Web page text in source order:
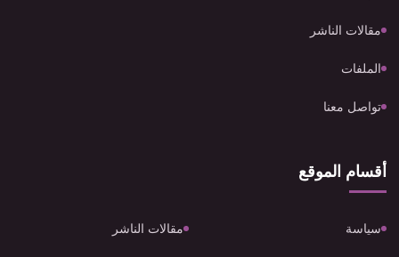
مقالات الناشر
الملفات
تواصل معنا
أقسام الموقع
سياسة مقالات الناشر